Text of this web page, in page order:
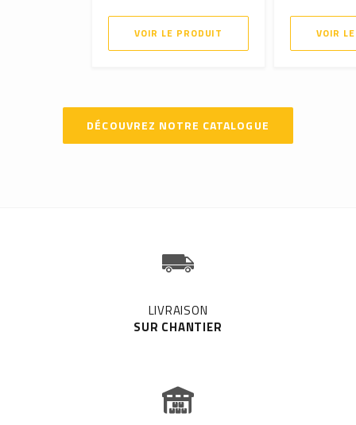
VOIR LE PRODUIT VOIR
DÉCOUVREZ NOTRE CATALOGUE
LIVRAISON
SUR CHANTIER